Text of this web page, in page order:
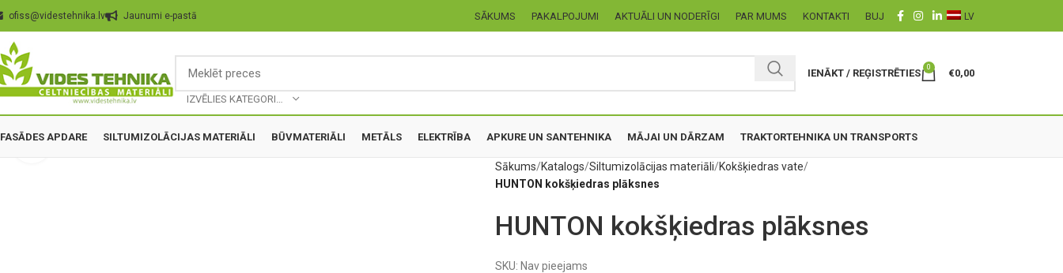
ofiss@videstehnika.lv Jaunumi e-pastā SĀKUMS PAKALPOJUMI AKTUĀLI UN NODERĪGI PAR MUMS KONTAKTI BUJ LV
IENĀKT / REĢISTRĒTIES
0
€0,00
FASĀDES APDARE SILTUMIZOLĀCIJAS MATERIĀLI BŪVMATERIĀLI METĀLS ELEKTRĪBA APKURE UN SANTEHNIKA MĀJAI UN DĀRZAM TRAKTORTEHNIKA UN TRANSPORTS
Palielināt
Sākums Katalogs Siltumizolācijas materiāli Kokšķiedras vate
HUNTON kokšķiedras plāksnes
HUNTON kokšķiedras plāksnes
SKU: Nav pieejams